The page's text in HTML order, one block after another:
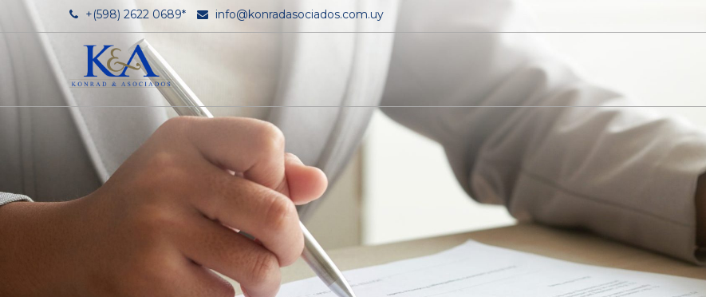
+(598) 2622 0689* info@konradasociados.com.uy